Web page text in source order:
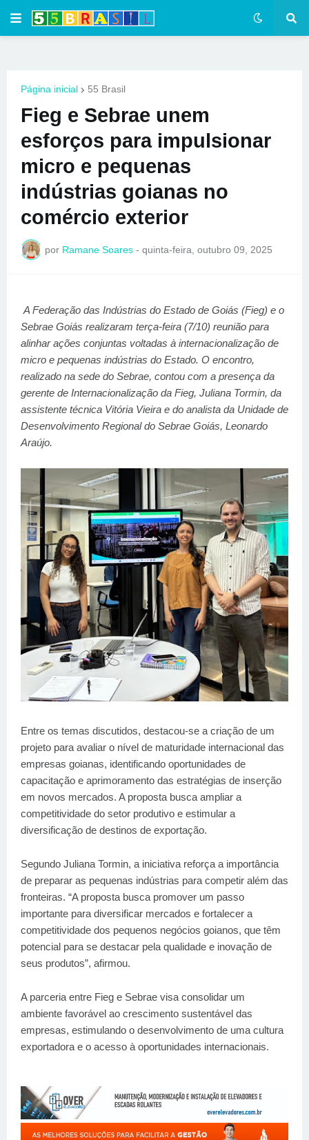
Página inicial 55 Brasil
Fieg e Sebrae unem
esforços para impulsionar
micro e pequenas
indústrias goianas no
comércio exterior
por Ramane Soares - quinta-feira, outubro 09, 2025
A Federação das Indústrias do Estado de Goiás (Fieg) e o
Sebrae Goiás realizaram terça-feira (7/10) reunião para
alinhar ações conjuntas voltadas à internacionalização de
micro e pequenas indústrias do Estado. O encontro,
realizado na sede do Sebrae, contou com a presença da
gerente de Internacionalização da Fieg, Juliana Tormin, da
assistente técnica Vitória Vieira e do analista da Unidade de
Desenvolvimento Regional do Sebrae Goiás, Leonardo
Araújo.
Entre os temas discutidos, destacou-se a criação de um
projeto para avaliar o nível de maturidade internacional das
empresas goianas, identificando oportunidades de
capacitação e aprimoramento das estratégias de inserção
em novos mercados. A proposta busca ampliar a
competitividade do setor produtivo e estimular a
diversificação de destinos de exportação.
Segundo Juliana Tormin, a iniciativa reforça a importância
de preparar as pequenas indústrias para competir além das
fronteiras. “A proposta busca promover um passo
importante para diversificar mercados e fortalecer a
competitividade dos pequenos negócios goianos, que têm
potencial para se destacar pela qualidade e inovação de
seus produtos”, afirmou.
A parceria entre Fieg e Sebrae visa consolidar um
ambiente favorável ao crescimento sustentável das
empresas, estimulando o desenvolvimento de uma cultura
exportadora e o acesso à oportunidades internacionais.